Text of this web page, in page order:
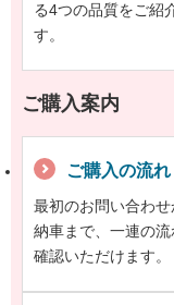
る4つの品質をご紹
す。
ご購入案内
ご購入の流れ
最初のお問い合わ
納車まで、一連の
確認いただけます。